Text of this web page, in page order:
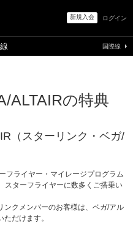
新規入会 ログイン
ALTAIRの特典
（スターリンク・ベガ/
フライヤー・マイレージプログラム
スターフライヤーに数多くご搭乗い
ンクメンバーのお客様は、ベガ/アル
だけます。
国際線